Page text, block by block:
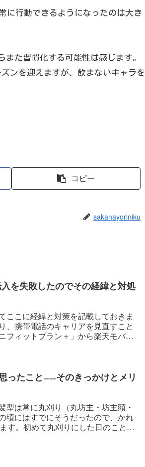
に行動できるようになったのは大き
た習慣化する可能性は感じます。
ンを迎えますが、飲まないキャラを
コピー
sakanayoriniku
を失敗したのでその経緯と対処
ここに経緯と対策を記載しておきま
、携帯電話のキャリアを見直すこと
フィットプラン＋」から楽天モバイ
ったこと——そのきっかけとメリ
型は常に丸刈り（丸坊主・坊主頭・
頃にはすでにそうだったので、かれ
す。初めて丸刈りにした日のことは